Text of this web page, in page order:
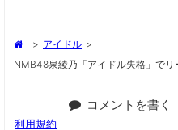
> アイドル >
NMB48泉綾乃「アイドル失格」で
コメントを書く